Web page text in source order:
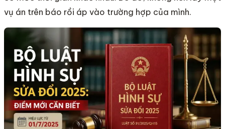
vụ án trên báo rồi áp vào trường hợp của mình.